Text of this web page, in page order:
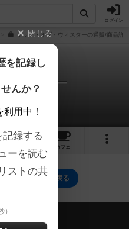
ログイン
ラッツ・オブ・ウィスターの通販/商品詳
ウィスター
ンスト
7
カフェ
ターのトップに戻る
い投稿
閉じる
を記録し
んか？
用中！
録する
ーを読む
ストの共